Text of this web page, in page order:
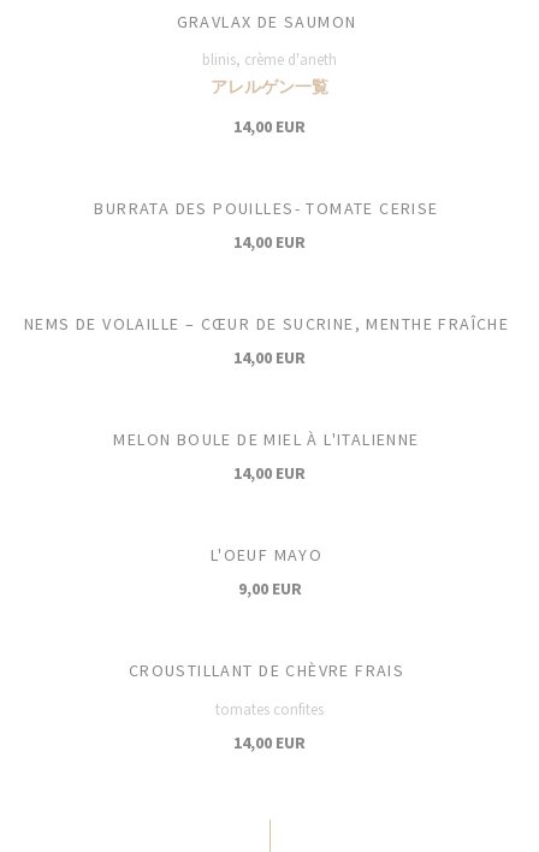
GRAVLAX DE SAUMON
blinis, crème d'aneth
アレルゲン一覧
14,00 EUR
BURRATA DES POUILLES- TOMATE CERISE
14,00 EUR
NEMS DE VOLAILLE – CŒUR DE SUCRINE, MENTHE FRAÎCHE
14,00 EUR
MELON BOULE DE MIEL À L'ITALIENNE
14,00 EUR
L'OEUF MAYO
9,00 EUR
CROUSTILLANT DE CHÈVRE FRAIS
tomates confites
14,00 EUR